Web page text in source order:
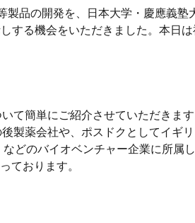
製品の開発を、日本大学・慶應義
する機会をいただきました。本日
て簡単にご紹介させていただき
製薬会社や、ポスドクとしてイギ
どのバイオベンチャー企業に所
ております。